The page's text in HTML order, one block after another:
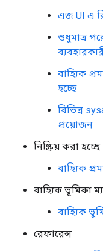
এজ UI এ
শুধুমাত্র
বাহ্যিক
হচ্ছে
বিভিন্ন
প্রয়োজন
নিষ্ক্রিয় করা হচ্ছে
বাহ্যিক
বাহ্যিক ভূমিকা
বাহ্যিক
রেফারেন্স